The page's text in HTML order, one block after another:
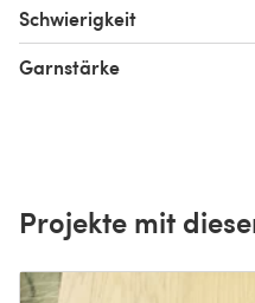
Schwierigkeit
Garnstärke
Projekte mit